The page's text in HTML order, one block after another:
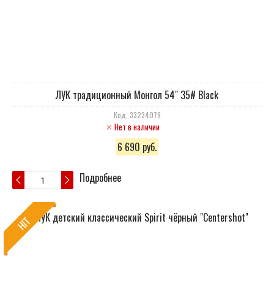
ЛУК традиционный Монгол 54" 35# Black
Код: 33234079
Нет в наличии
6 690 руб.
Подробнее
HIT